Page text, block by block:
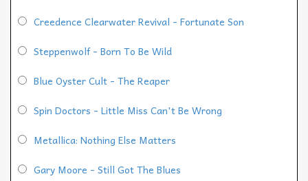
Creedence Clearwater Revival - Fortunate Son
Steppenwolf - Born To Be Wild
Blue Oyster Cult - The Reaper
Spin Doctors - Little Miss Can't Be Wrong
Metallica: Nothing Else Matters
Gary Moore - Still Got The Blues